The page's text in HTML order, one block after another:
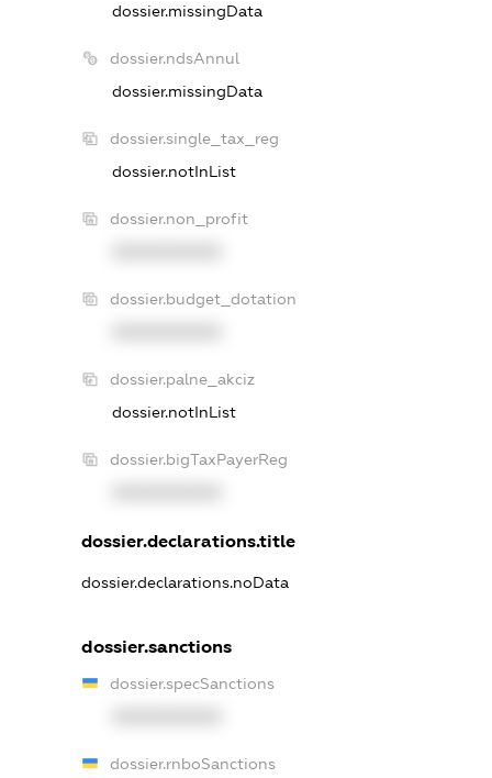
dossier.missingData
dossier.ndsAnnul
dossier.missingData
dossier.single_tax_reg
dossier.notInList
dossier.non_profit
dossier.budget_dotation
dossier.palne_akciz
dossier.notInList
dossier.bigTaxPayerReg
dossier.declarations.title
dossier.declarations.noData
dossier.sanctions
dossier.specSanctions
dossier.rnboSanctions